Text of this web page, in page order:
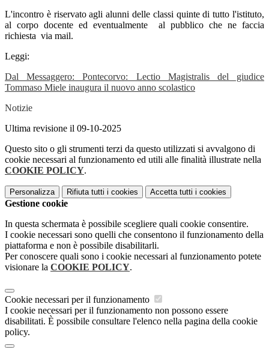
L'incontro è riservato agli alunni delle classi quinte di tutto l'istituto,
al corpo docente ed eventualmente al pubblico che ne faccia
richiesta via mail.
Leggi:
Dal Messaggero: Pontecorvo: Lectio Magistralis del giudice
Tommaso Miele inaugura il nuovo anno scolastico
Notizie
Ultima revisione il 09-10-2025
Questo sito o gli strumenti terzi da questo utilizzati si avvalgono di
cookie necessari al funzionamento ed utili alle finalità illustrate nella
COOKIE POLICY.
Personalizza Rifiuta tutti i cookies Accetta tutti i cookies
Gestione cookie
In questa schermata è possibile scegliere quali cookie consentire.
I cookie necessari sono quelli che consentono il funzionamento della
piattaforma e non è possibile disabilitarli.
Per conoscere quali sono i cookie necessari al funzionamento potete
visionare la COOKIE POLICY.
Cookie necessari per il funzionamento
I cookie necessari per il funzionamento non possono essere
disabilitati. È possibile consultare l'elenco nella pagina della cookie
policy.